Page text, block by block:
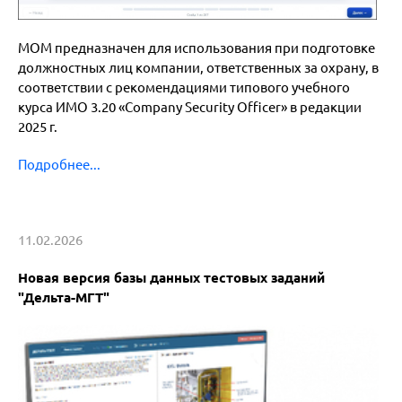
МОМ предназначен для использования при подготовке
должностных лиц компании, ответственных за охрану, в
соответствии с рекомендациями типового учебного
курса ИМО 3.20 «Company Security Officer» в редакции
2025 г.
Подробнее...
11.02.2026
Новая версия базы данных тестовых заданий
"Дельта-МГТ"